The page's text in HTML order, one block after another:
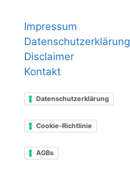
Impressum
Datenschutzerklärung
Disclaimer
Kontakt
Datenschutzerklärung
Cookie-Richtlinie
AGBs